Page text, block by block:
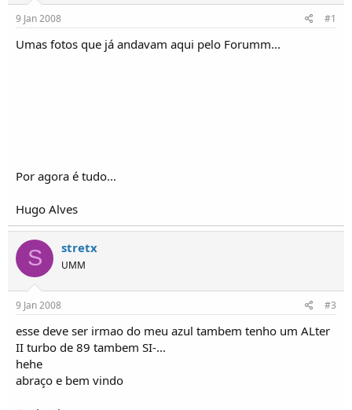
o
r
í
c
9 Jan 2008 #1
Umas fotos que já andavam aqui pelo Forumm...
Por agora é tudo...
Hugo Alves
S stretx
UMM
9 Jan 2008 #3
esse deve ser irmao do meu azul tambem tenho um ALter
II turbo de 89 tambem SI-...
hehe
abraço e bem vindo